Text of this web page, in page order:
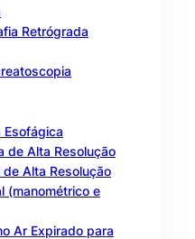
Retrógrada
Esofágica
de Alta Resolução
Alta Resolução
(manométrico e
Ar Expirado para